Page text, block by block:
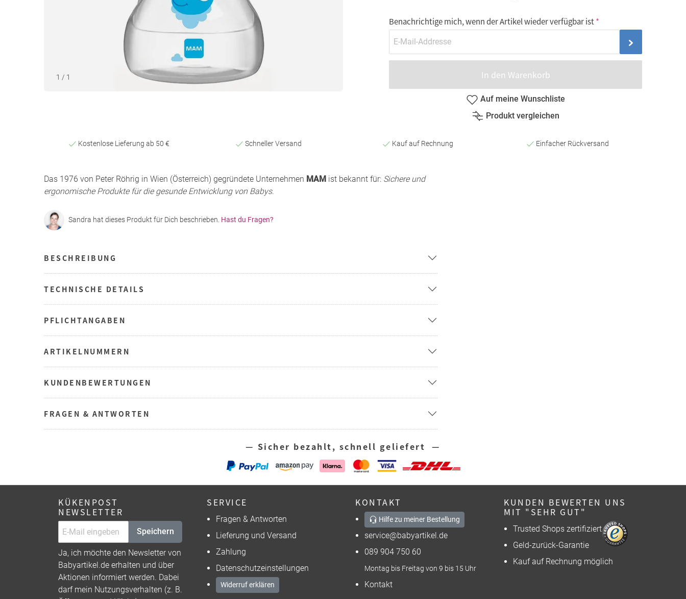
1 / 1
Benachrichtige mich, wenn der Artikel wieder verfügbar ist
In den Warenkorb
Auf meine Wunschliste
Produkt vergleichen
Kostenlose Lieferung ab 50 € Schneller Versand Kauf auf Rechnung Einfacher Rückversand
Das 1976 von Peter Röhrig in Wien (Österreich) gegründete Unternehmen MAM ist bekannt für: Sichere und
ergonomische Produkte für die gesunde Entwicklung von Babys.
Sandra hat dieses Produkt für Dich beschrieben. Hast du Fragen?
BESCHREIBUNG
TECHNISCHE DETAILS
PFLICHTANGABEN
ARTIKELNUMMERN
KUNDENBEWERTUNGEN
FRAGEN & ANTWORTEN
— Sicher bezahlt, schnell geliefert —
KÜKENPOST
NEWSLETTER
Speichern
Ja, ich möchte den Newsletter von
Babyartikel.de erhalten und über
Aktionen informiert werden. Dabei
darf mein Nutzungsverhalten (z. B.
SERVICE
Fragen & Antworten
Lieferung und Versand
Zahlung
Datenschutzeinstellungen
Widerruf erklären
KONTAKT
Hilfe zu meiner Bestellung
service@babyartikel.de
089 904 750 60
Montag bis Freitag von 9 bis 15 Uhr
Kontakt
KUNDEN BEWERTEN UNS
MIT "SEHR GUT"
Trusted Shops zertifiziert
Geld-zurück-Garantie
Kauf auf Rechnung möglich